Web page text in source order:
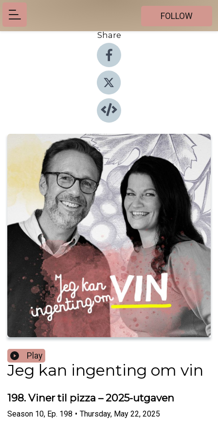
FOLLOW
Share
Play
Jeg kan ingenting om vin
198. Viner til pizza – 2025-utgaven
Season 10, Ep. 198 • Thursday, May 22, 2025